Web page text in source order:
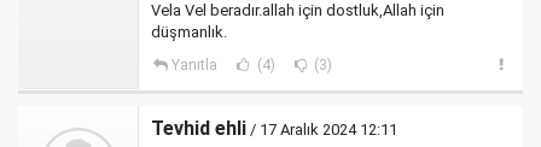
Vela Vel beradır.allah için dostluk,Allah için
düşmanlık.
Yanıtla (4) (3)
Tevhid ehli / 17 Aralık 2024 12:11